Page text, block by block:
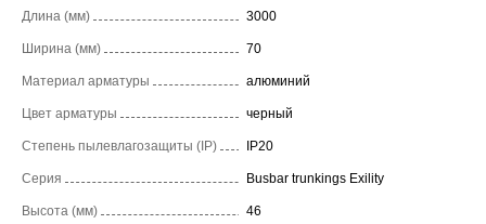
Длина (мм) 3000
Ширина (мм) 70
Материал арматуры алюминий
Цвет арматуры черный
Степень пылевлагозащиты (IP) IP20
Серия Busbar trunkings Exility
Высота (мм) 46